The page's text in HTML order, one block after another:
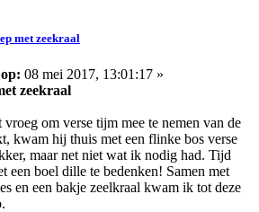
met zeekraal
08 mei 2017, 13:01:17 »
zeekraal
om verse tijm mee te nemen van de
kwam hij thuis met een flinke bos verse
maar net niet wat ik nodig had. Tijd
een boel dille te bedenken! Samen met
en een bakje zeelkraal kwam ik tot deze